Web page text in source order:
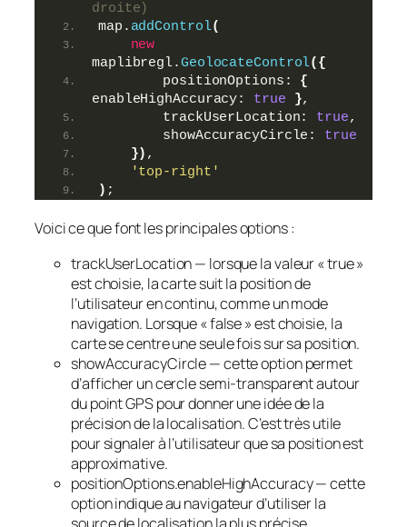
droite)
map. addControl(
new
maplibregl.GeolocateControl( {
        positionOptions:
{
enableHighAccuracy: true },
        trackUserLocation:
true,
        showAccuracyCircle:
true
}) ,
'top-right'
) ;
Voici ce que font les principales options :
trackUserLocation — lorsque la valeur « true »
est choisie, la carte suit la position de
l’utilisateur en continu, comme un mode
navigation. Lorsque « false » est choisie, la
carte se centre une seule fois sur sa position.
showAccuracyCircle — cette option permet
d’afficher un cercle semi-transparent autour
du point GPS pour donner une idée de la
précision de la localisation. C’est très utile
pour signaler à l’utilisateur que sa position est
approximative.
positionOptions.enableHighAccuracy — cette
option indique au navigateur d’utiliser la